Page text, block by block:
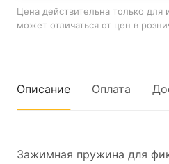
Цена действительна только для
может отличаться от цен в
Описание Оплата
Зажимная пружина для